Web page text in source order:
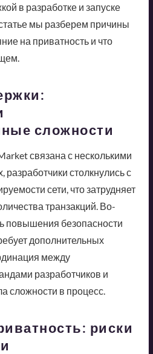
в разработке и запуске
мы разберем причины
на приватность и что
сложности
связана с несколькими
столкнулись с
сети, что затрудняет
транзакций. Во-
повышения безопасности
дополнительных
между
разработчиков и
сложности в процесс.
риски